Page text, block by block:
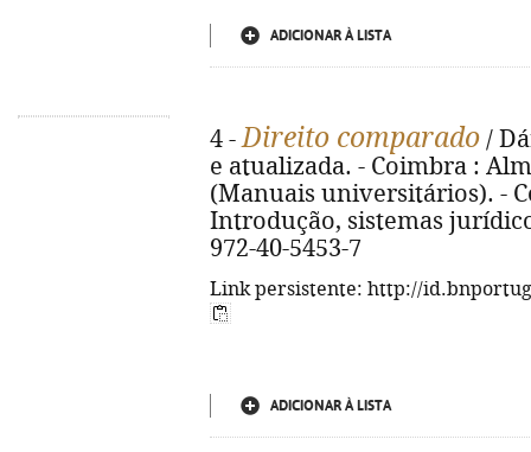
ADICIONAR À LISTA
4 -Direito comparado /
e atualizada. - Coimbra :
(Manuais universitários). -
Introdução, sistemas
972-40-5453-7
Link persistente: http://
ADICIONAR À LISTA